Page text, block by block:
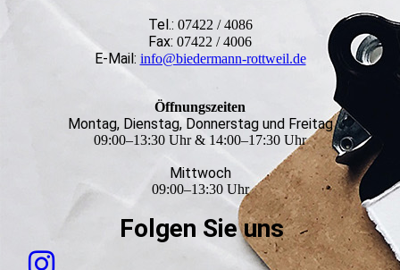
Tel.: 07422 / 4086
Fax: 07422 / 4006
E-Mail: info@biedermann-rottweil.de
Öffnungszeiten
Montag, Dienstag, Donnerstag und Freitag
09:00–13:30 Uhr & 14:00–17:30 Uhr
Mittwoch
09:00–13:30 Uhr
Folgen Sie uns